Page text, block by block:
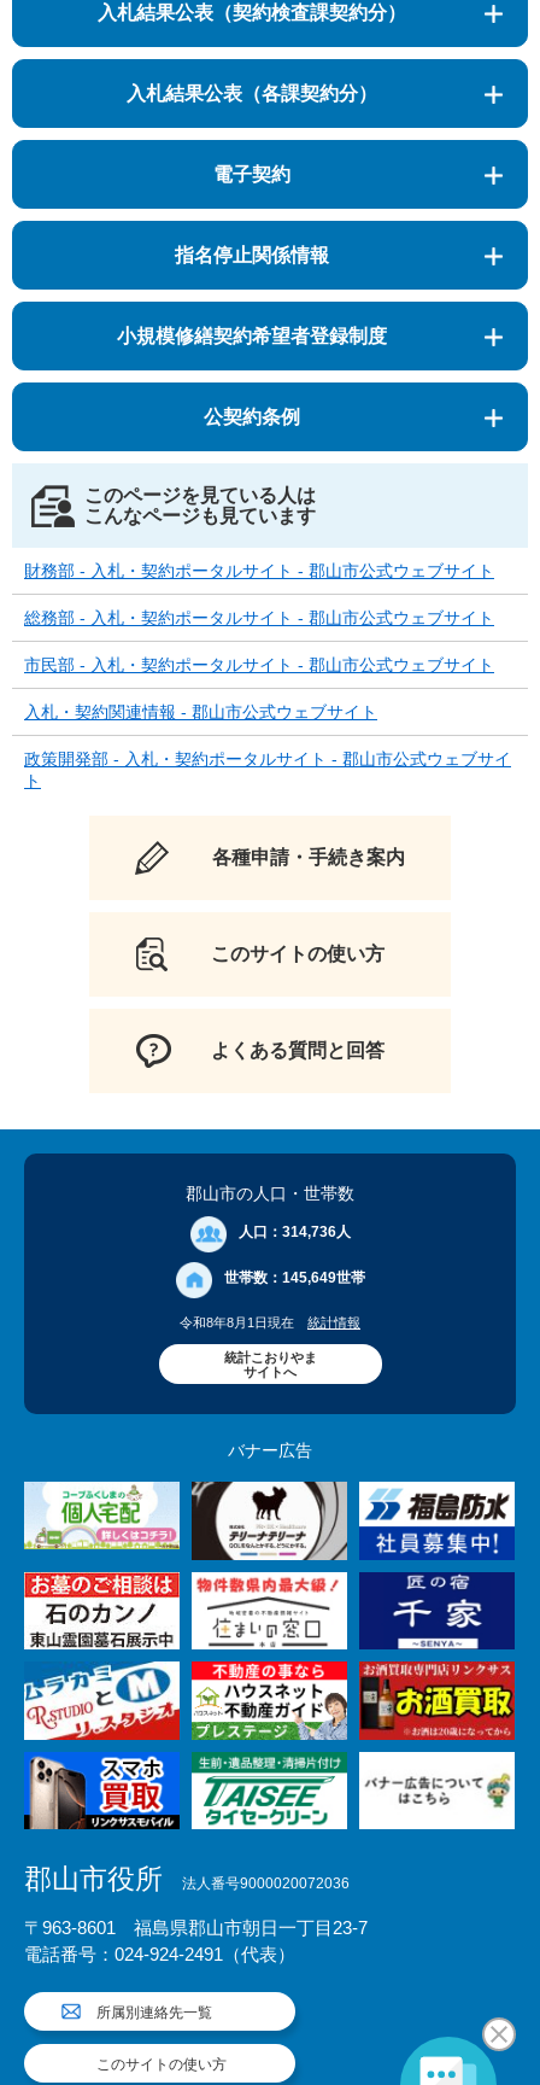
入札結果公表（契約検査課契約分）
入札結果公表（各課契約分）
電子契約
指名停止関係情報
小規模修繕契約希望者登録制度
公契約条例
このページを見ている人は
こんなページも見ています
財務部 - 入札・契約ポータルサイト - 郡山市公式ウェブサイト
総務部 - 入札・契約ポータルサイト - 郡山市公式ウェブサイト
市民部 - 入札・契約ポータルサイト - 郡山市公式ウェブサイト
入札・契約関連情報 - 郡山市公式ウェブサイト
政策開発部 - 入札・契約ポータルサイト - 郡山市公式ウェブサイ
ト
各種申請・手続き案内
このサイトの使い方
よくある質問と回答
郡山市の人口 ・世帯数
人口： 314,736人
世帯数： 145,649世帯
令和8年8月1日現在 統計情報
統計こおりやま
サイトへ
バナー広告
郡山市役所 法人番号9000020072036
〒963-8601 福島県郡山市朝日一丁目23-7
電話番号：024-924-2491（代表）
所属別連絡先一覧
このサイトの使い方